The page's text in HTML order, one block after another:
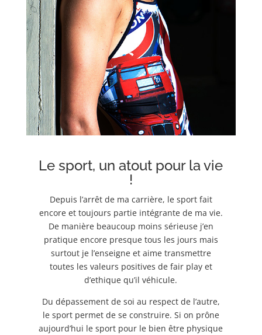
Le sport, un atout pour la vie
!
Depuis l’arrêt de ma carrière, le sport fait
encore et toujours partie intégrante de ma vie.
De manière beaucoup moins sérieuse j’en
pratique encore presque tous les jours mais
surtout je l’enseigne et aime transmettre
toutes les valeurs positives de fair play et
d’ethique qu’il véhicule.
Du dépassement de soi au respect de l’autre,
le sport permet de se construire. Si on prône
aujourd’hui le sport pour le bien être physique